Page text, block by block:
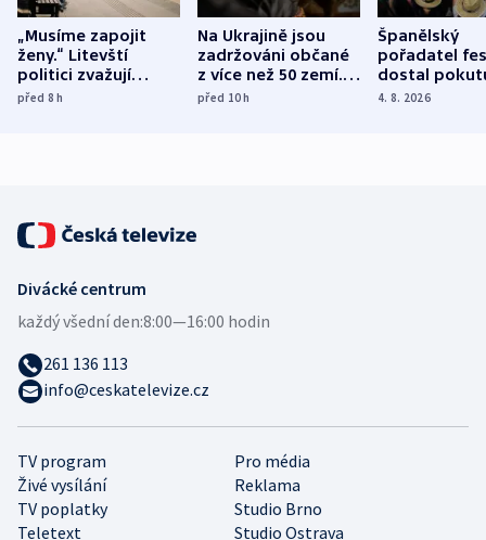
„Musíme zapojit
ženy.“ Litevští
politici zvažují
dohodu o
před 8h
Na Ukrajině jsou
zadržováni občané
z více než 50 zemí.
Bojovali na straně
před 10h
Španělský
pořadatel
dostal
nekalé
4. 8. 2026
TV program
Pro média
Živé vysílání
Reklama
TV poplatky
Studio Brno
Teletext
Studio Ostrava
Divácké centrum
každý všední den:8:00—16:00 hodin
261 136 113
info@ceskatelevize.cz